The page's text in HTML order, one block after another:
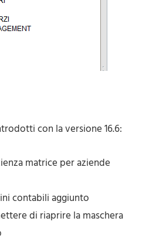
con la versione 16.6:
matrice per aziende
contabili aggiunto
di riaprire la maschera